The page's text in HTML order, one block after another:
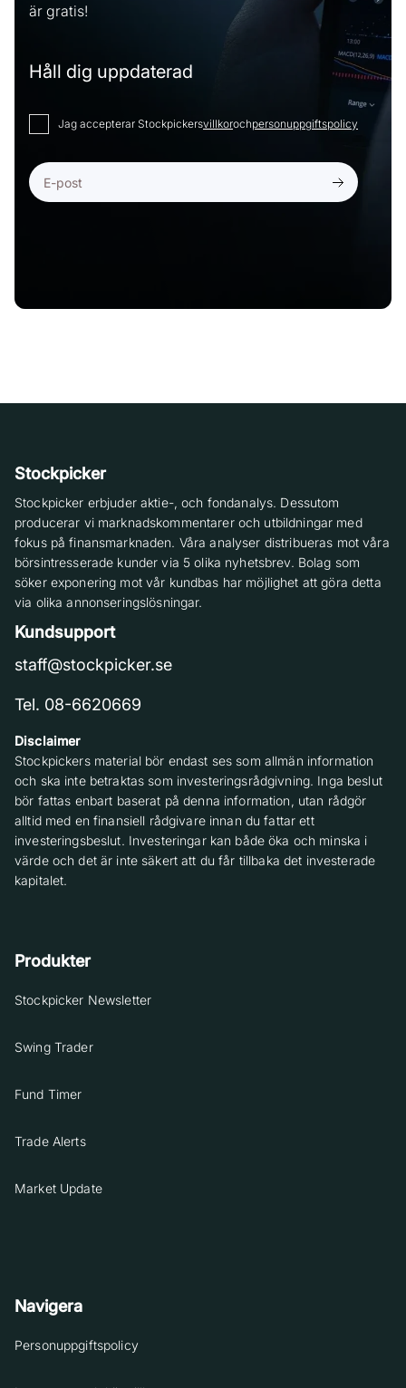
är gratis!
Håll dig uppdaterad
Jag accepterar Stockpickersvillkorochpersonuppgiftspolicy
Stockpicker
Stockpicker erbjuder aktie-, och fondanalys. Dessutom
producerar vi marknadskommentarer och utbildningar med
fokus på finansmarknaden. Våra analyser distribueras mot våra
börsintresserade kunder via 5 olika nyhetsbrev. Bolag som
söker exponering mot vår kundbas har möjlighet att göra detta
via olika annonseringslösningar.
Kundsupport
staff@stockpicker.se
Tel. 08-6620669
Disclaimer
Stockpickers material bör endast ses som allmän information
och ska inte betraktas som investeringsrådgivning. Inga beslut
bör fattas enbart baserat på denna information, utan rådgör
alltid med en finansiell rådgivare innan du fattar ett
investeringsbeslut. Investeringar kan både öka och minska i
värde och det är inte säkert att du får tillbaka det investerade
kapitalet.
Produkter
Stockpicker Newsletter
Swing Trader
Fund Timer
Trade Alerts
Market Update
Navigera
Personuppgiftspolicy